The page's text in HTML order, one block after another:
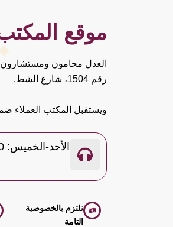
موقع
العدل محامون
رقم 1504، شارع الشط.
ويستقبل المكتب العملاء
الأحد-الخميس: 8:30 ص - 5:30 م
نلتزم بالخصوصية
التامة